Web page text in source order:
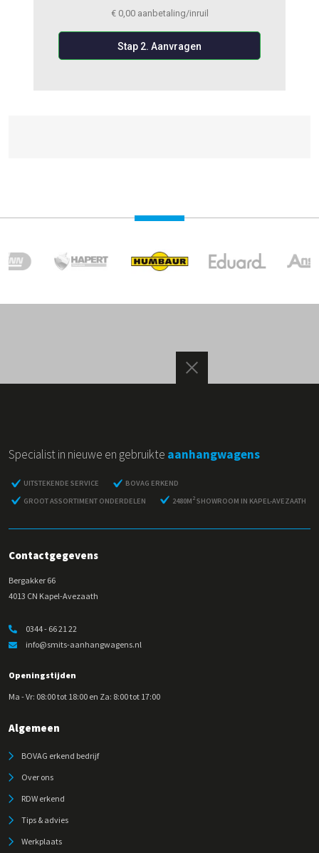
Specialist in nieuwe en gebruikte aanhangwagens
UITSTEKENDE SERVICE
BOVAG ERKEND
GROOT ASSORTIMENT ONDERDELEN
2480M 2SHOWROOM IN KAPEL-AVEZAATH
Contactgegevens
Bergakker 66
4013 CN Kapel-Avezaath
0344 - 66 21 22
info@smits-aanhangwagens.nl
Openingstijden
Ma - Vr: 08:00 tot 18:00 en Za: 8:00 tot 17:00
Algemeen
BOVAG erkend bedrijf
Over ons
RDW erkend
Tips & advies
Werkplaats